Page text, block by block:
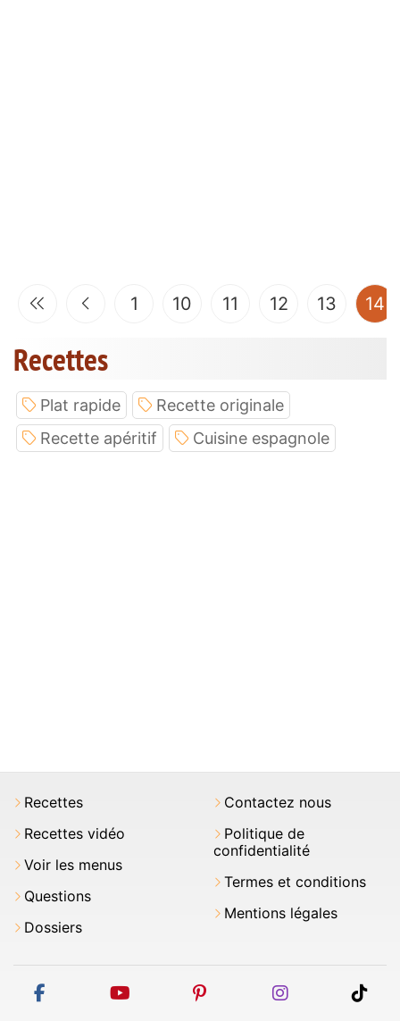
1 10 11 12 13 14
Recettes
Plat rapide
Recette originale
Recette apéritif
Cuisine espagnole
Recettes
Recettes vidéo
Voir les menus
Questions
Dossiers
Contactez nous
Politique de
confidentialité
Termes et conditions
Mentions légales
facebook youtube pinterest instagram